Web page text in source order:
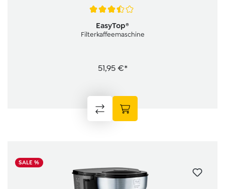
EasyTop®
Filterkaffeemaschine
51,95 €*
SALE %